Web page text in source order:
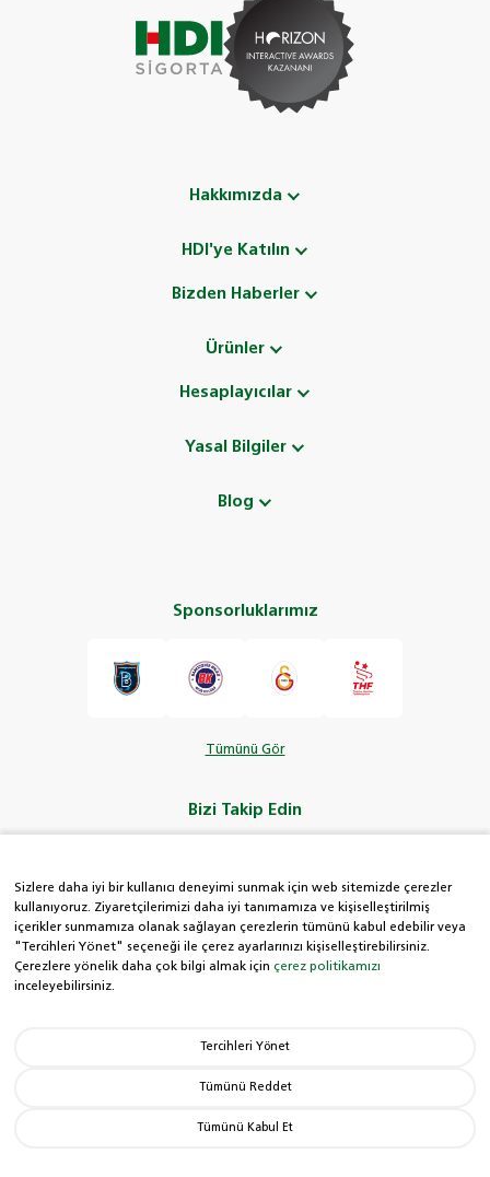
Hakkımızda
HDI'ye Katılın
Bizden Haberler
Ürünler
Hesaplayıcılar
Yasal Bilgiler
Blog
Sponsorluklarımız
Tümünü Gör
Aranmayan Paralar
Bizi Takip Edin
HDI Kolay Hat
Sizlere daha iyi bir kullanıcı deneyimi sunmak için web sitemizde çerezler
kullanıyoruz. Ziyaretçilerimizi daha iyi tanımamıza ve kişiselleştirilmiş
içerikler sunmamıza olanak sağlayan çerezlerin tümünü kabul edebilir veya
"Tercihleri Yönet" seçeneği ile çerez ayarlarınızı kişiselleştirebilirsiniz.
Çerezlere yönelik daha çok bilgi almak içinçerez politikamızı
inceleyebilirsiniz.
Tercihleri Yönet
Tümünü Reddet
Tümünü Kabul Et